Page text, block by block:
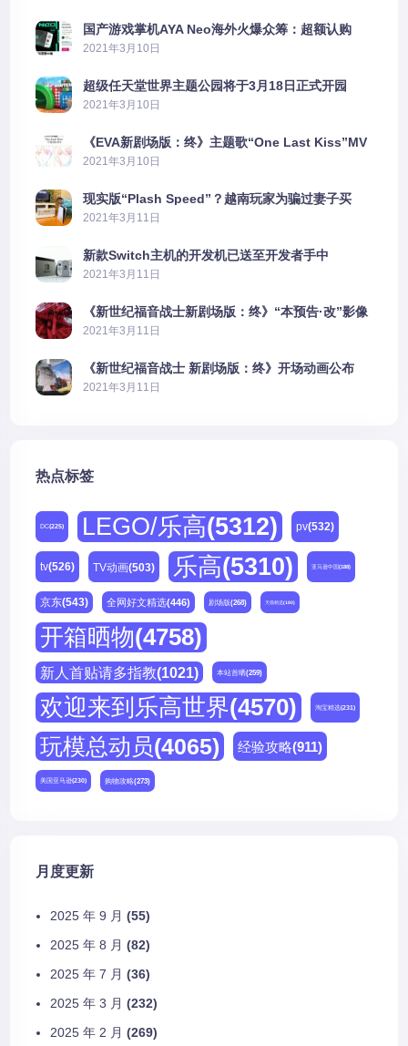
国产游戏掌机AYA Neo海外火爆众筹：超额认购
2606%
2021年3月10日
超级任天堂世界主题公园将于3月18日正式开园
2021年3月10日
《EVA新剧场版：终》主题歌“One Last Kiss”MV
公布
2021年3月10日
现实版“Plash Speed”？越南玩家为骗过妻子买
PS5上演好戏
2021年3月11日
新款Switch主机的开发机已送至开发者手中
2021年3月11日
《新世纪福音战士新剧场版：终》“本预告·改”影像
公开
2021年3月11日
《新世纪福音战士 新剧场版：终》开场动画公布
2021年3月11日
热点标签
DC(225) LEGO/乐高(5312) pv(532)
tv(526) TV动画(503) 乐高(5310) 亚马逊中国(188)
京东(543) 全网好文精选(446) 剧场版(268) 天猫精选(180)
开箱晒物(4758)
新人首贴请多指教(1021) 本站首晒(259)
欢迎来到乐高世界(4570) 淘宝精选(231)
玩模总动员(4065) 经验攻略(911)
美国亚马逊(230) 购物攻略(273)
月度更新
2025 年 9 月 (55)
2025 年 8 月 (82)
2025 年 7 月 (36)
2025 年 3 月 (232)
2025 年 2 月 (269)